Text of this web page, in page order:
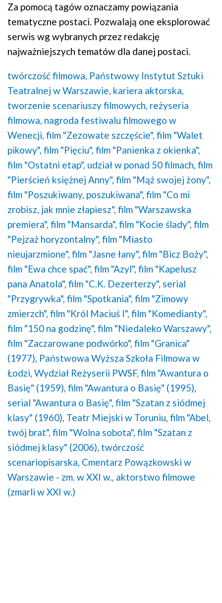
Za pomocą tagów oznaczamy powiązania
tematyczne postaci. Pozwalają one eksplorować
serwis wg wybranych przez redakcję
najważniejszych tematów dla danej postaci.
twórczość filmowa, Państwowy Instytut Sztuki
Teatralnej w Warszawie, kariera aktorska,
tworzenie scenariuszy filmowych, reżyseria
filmowa, nagroda festiwalu filmowego w
Wenecji, film "Zezowate szczęście", film "Walet
pikowy", film "Pięciu", film "Panienka z okienka",
film "Ostatni etap", udział w ponad 50 filmach, film
"Pierścień księżnej Anny", film "Mąż swojej żony",
film "Poszukiwany, poszukiwana", film "Co mi
zrobisz, jak mnie złapiesz", film "Warszawska
premiera", film "Mansarda", film "Kocie ślady", film
"Pejzaż horyzontalny", film "Miasto
nieujarzmione", film "Jasne łany", film "Bicz Boży",
film "Ewa chce spać", film "Azyl", film "Kapelusz
pana Anatola", film "C.K. Dezerterzy", serial
"Przygrywka", film "Spotkania", film "Zimowy
zmierzch", film "Król Maciuś I", film "Komedianty",
film "150 na godzinę", film "Niedaleko Warszawy",
film "Zaczarowane podwórko", film "Granica"
(1977), Państwowa Wyższa Szkoła Filmowa w
Łodzi, Wydział Reżyserii PWSF, film "Awantura o
Basię" (1959), film "Awantura o Basię" (1995),
serial "Awantura o Basię", film "Szatan z siódmej
klasy" (1960), Teatr Miejski w Toruniu, film "Abel,
twój brat", film "Wolna sobota", film "Szatan z
siódmej klasy" (2006), twórczość
scenariopisarska, Cmentarz Powązkowski w
Warszawie - zm. w XXI w., aktorstwo filmowe
(zmarli w XXI w.)